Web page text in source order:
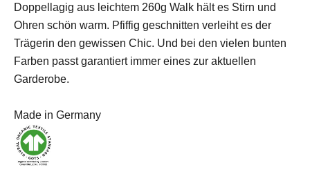
Doppellagig aus leichtem 260g Walk hält es Stirn und
Ohren schön warm. Pfiffig geschnitten verleiht es der
Trägerin den gewissen Chic. Und bei den vielen bunten
Farben passt garantiert immer eines zur aktuellen
Garderobe.
Made in Germany